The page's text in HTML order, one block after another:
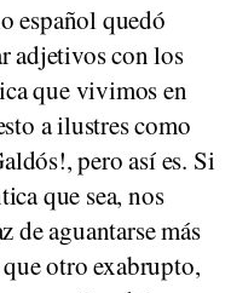
español quedó
adjetivos con los
que vivimos en
a ilustres como
pero así es. Si
que sea, nos
de aguantarse más
otro exabrupto,